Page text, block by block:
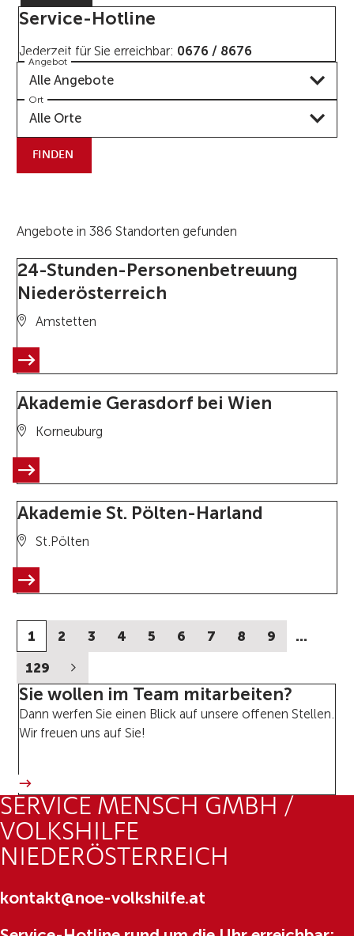
Service-Hotline
Jederzeit für Sie erreichbar: 0676 / 8676
Angebot
Alle Angebote
Ort
Alle Orte
FINDEN
Angebote in 386 Standorten gefunden
24-Stunden-Personenbetreuung
Niederösterreich
Amstetten
Akademie Gerasdorf bei Wien
Korneuburg
Akademie St. Pölten-Harland
St.Pölten
1 2 3 4 5 6 7 8 9
…
129
Sie wollen im Team mitarbeiten?
Dann werfen Sie einen Blick auf unsere offenen Stellen.
Wir freuen uns auf Sie!
SERVICE MENSCH GMBH /
VOLKSHILFE
NIEDERÖSTERREICH
kontakt@noe-volkshilfe.at